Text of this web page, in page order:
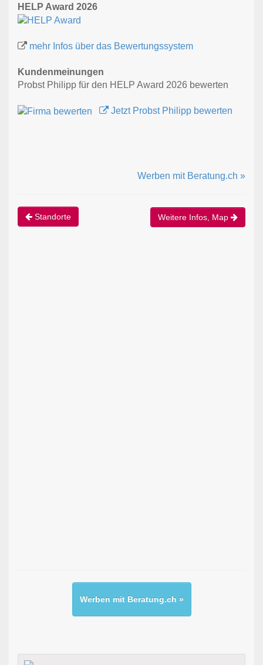
HELP Award 2026
mehr Infos über das Bewertungssystem
Kundenmeinungen
Probst Philipp für den HELP Award 2026 bewerten
Jetzt Probst Philipp bewerten
Werben mit Beratung.ch »
Standorte Weitere Infos, Map
Werben mit Beratung.ch »